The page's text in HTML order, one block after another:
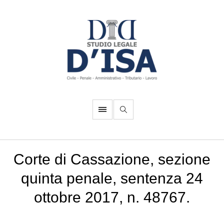
Corte di Cassazione, sezione
quinta penale, sentenza 24
ottobre 2017, n. 48767.